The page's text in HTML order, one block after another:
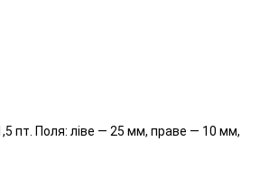
пт. Поля: ліве — 25 мм, праве — 10 мм,